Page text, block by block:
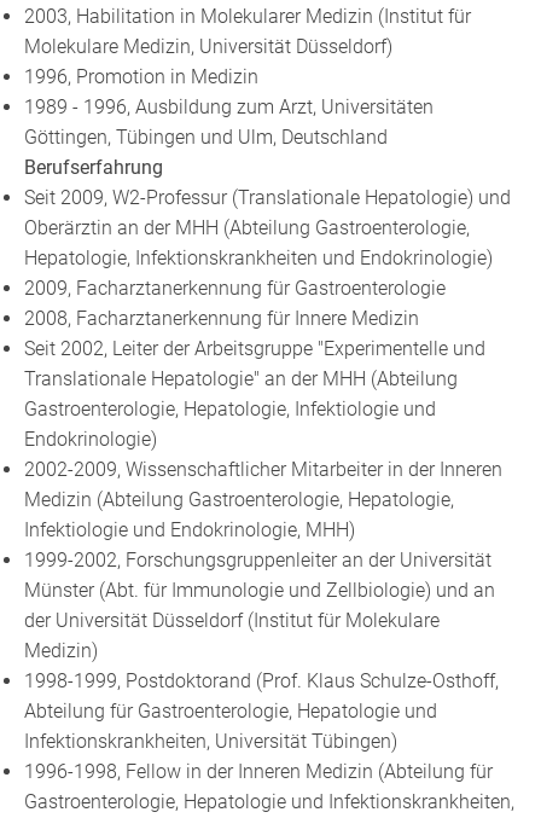
2003, Habilitation in Molekularer Medizin (Institut für
Molekulare Medizin, Universität Düsseldorf)
1996, Promotion in Medizin
1989 - 1996, Ausbildung zum Arzt, Universitäten
Göttingen, Tübingen und Ulm, Deutschland
Berufserfahrung
Seit 2009, W2-Professur (Translationale Hepatologie) und
Oberärztin an der MHH (Abteilung Gastroenterologie,
Hepatologie, Infektionskrankheiten und Endokrinologie)
2009, Facharztanerkennung für Gastroenterologie
2008, Facharztanerkennung für Innere Medizin
Seit 2002, Leiter der Arbeitsgruppe "Experimentelle und
Translationale Hepatologie" an der MHH (Abteilung
Gastroenterologie, Hepatologie, Infektiologie und
Endokrinologie)
2002-2009, Wissenschaftlicher Mitarbeiter in der Inneren
Medizin (Abteilung Gastroenterologie, Hepatologie,
Infektiologie und Endokrinologie, MHH)
1999-2002, Forschungsgruppenleiter an der Universität
Münster (Abt. für Immunologie und Zellbiologie) und an
der Universität Düsseldorf (Institut für Molekulare
Medizin)
1998-1999, Postdoktorand (Prof. Klaus Schulze-Osthoff,
Abteilung für Gastroenterologie, Hepatologie und
Infektionskrankheiten, Universität Tübingen)
1996-1998, Fellow in der Inneren Medizin (Abteilung für
Gastroenterologie, Hepatologie und Infektionskrankheiten,